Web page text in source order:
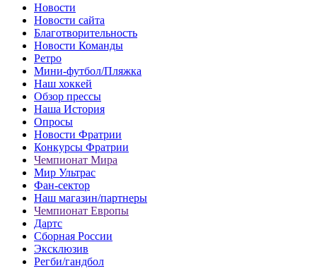
Новости
Новости сайта
Благотворительность
Новости Команды
Ретро
Мини-футбол/Пляжка
Наш хоккей
Обзор прессы
Наша История
Опросы
Новости Фратрии
Конкурсы Фратрии
Чемпионат Мира
Мир Ультрас
Фан-cектор
Наш магазин/партнеры
Чемпионат Европы
Дартс
Сборная России
Эксклюзив
Регби/гандбол